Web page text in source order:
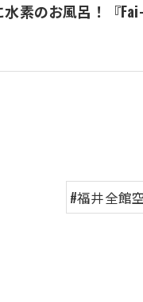
素のお風呂！『Fai-
#福井全館